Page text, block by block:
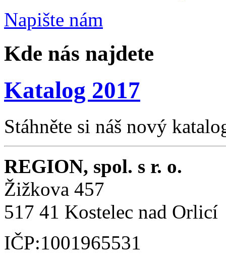
Napište nám
Kde nás najdete
Katalog 2017
Stáhněte si náš nový
REGION, spol. s r. o.
Žižkova 457
517 41 Kostelec nad Orlicí
IČP:1001965531